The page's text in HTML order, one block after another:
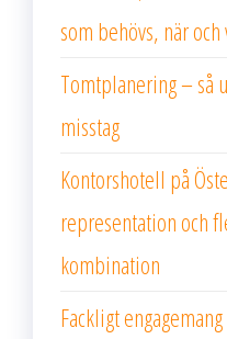
som behövs, när
Tomtplanering – så
misstag
Kontorshotell på
representation och
kombination
Fackligt